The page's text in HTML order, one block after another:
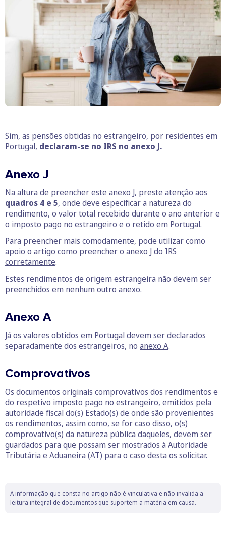
Sim, as pensões obtidas no estrangeiro, por residentes em
Portugal, declaram-se no IRS no anexo J.
Anexo J
Na altura de preencher este anexo J, preste atenção aos
quadros 4 e 5, onde deve especificar a natureza do
rendimento, o valor total recebido durante o ano anterior e
o imposto pago no estrangeiro e o retido em Portugal.
Para preencher mais comodamente, pode utilizar como
apoio o artigo como preencher o anexo J do IRS
corretamente.
Estes rendimentos de origem estrangeira não devem ser
preenchidos em nenhum outro anexo.
Anexo A
Já os valores obtidos em Portugal devem ser declarados
separadamente dos estrangeiros, no anexo A.
Comprovativos
Os documentos originais comprovativos dos rendimentos e
do respetivo imposto pago no estrangeiro, emitidos pela
autoridade fiscal do(s) Estado(s) de onde são provenientes
os rendimentos, assim como, se for caso disso, o(s)
comprovativo(s) da natureza pública daqueles, devem ser
guardados para que possam ser mostrados à Autoridade
Tributária e Aduaneira (AT) para o caso desta os solicitar.
A informação que consta no artigo não é vinculativa e não invalida a
leitura integral de documentos que suportem a matéria em causa.